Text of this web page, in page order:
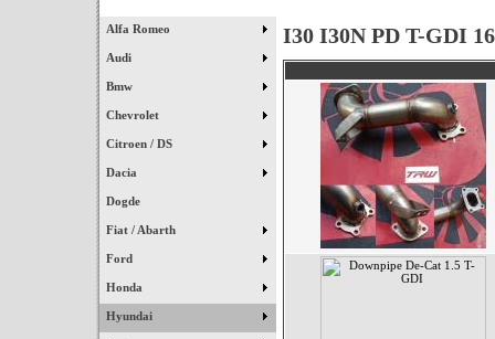
Alfa Romeo
Audi
Bmw
Chevrolet
Citroen / DS
Dacia
Dogde
Fiat / Abarth
Ford
Honda
Hyundai
I30 I30N PD T-GDI